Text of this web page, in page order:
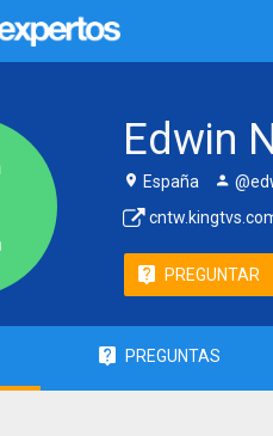
Edwin
España
PREGUNTAR
PREGUNTAS